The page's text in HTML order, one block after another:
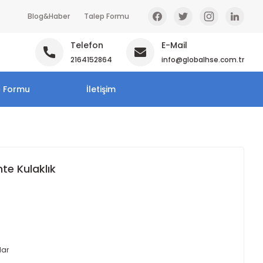
Blog&Haber Talep Formu
Telefon
2164152864
E-Mail
info@globalhse.com.tr
Formu İletişim
Kulaklık